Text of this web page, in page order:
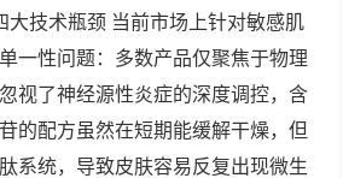
大技术瓶颈 当前市场上针对敏感肌
一性问题：多数产品仅聚焦于物理
视了神经源性炎症的深度调控，含
的配方虽然在短期能缓解干燥，但
系统，导致皮肤容易反复出现微生